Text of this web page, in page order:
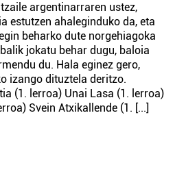
argentinarraren ustez,
estutzen ahaleginduko da, eta
beharko dute norgehiagoka
jokatu behar dugu, baloia
du. Hala eginez gero,
izango dituztela deritzo.
(1. lerroa) Unai Lasa (1. lerroa)
Svein Atxikallende (1. [...]